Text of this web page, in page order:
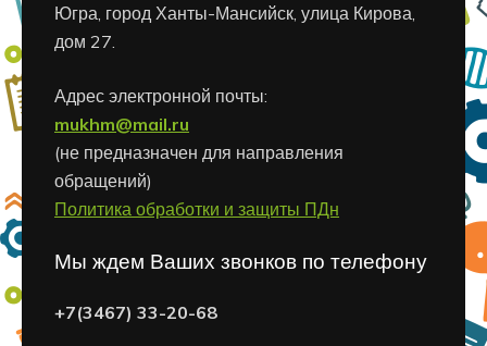
Югра, город Ханты-Мансийск, улица Кирова,
дом 27.
Адрес электронной почты:
mukhm@mail.ru
(не предназначен для направления
обращений)
Политика обработки и защиты ПДн
Мы ждем Ваших звонков по телефону
+7(3467) 33-20-68